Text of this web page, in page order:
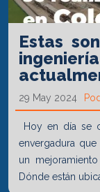
Estas
29 May 2024
Hoy en día se
envergadura
un
Dónde están